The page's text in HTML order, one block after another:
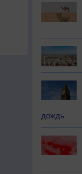
дождь